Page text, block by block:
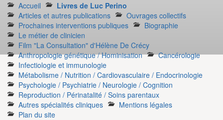
Accueil
Livres de Luc Perino
Articles et autres publications
Ouvrages collectifs
Prochaines interventions publiques
Biographie
Le métier de clinicien
Film "La Consultation" d'Hélène De Crécy
Anthropologie génétique / Hominisation
Cancérologie
Infectiologie et immunologie
Métabolisme / Nutrition / Cardiovasculaire / Endocrinologie
Psychologie / Psychiatrie / Neurologie / Cognition
Reproduction / Périnatalité / Soins parentaux
Autres spécialités cliniques
Mentions légales
Plan du site